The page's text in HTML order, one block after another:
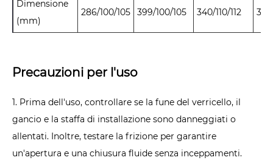
Dimensione
(mm)
286/100/105 399/100/105 340/110/112
Precauzioni per l'uso
1. Prima dell'uso, controllare se la fune del verricello, il
gancio e la staffa di installazione sono danneggiati o
allentati. Inoltre, testare la frizione per garantire
un'apertura e una chiusura fluide senza inceppamenti.